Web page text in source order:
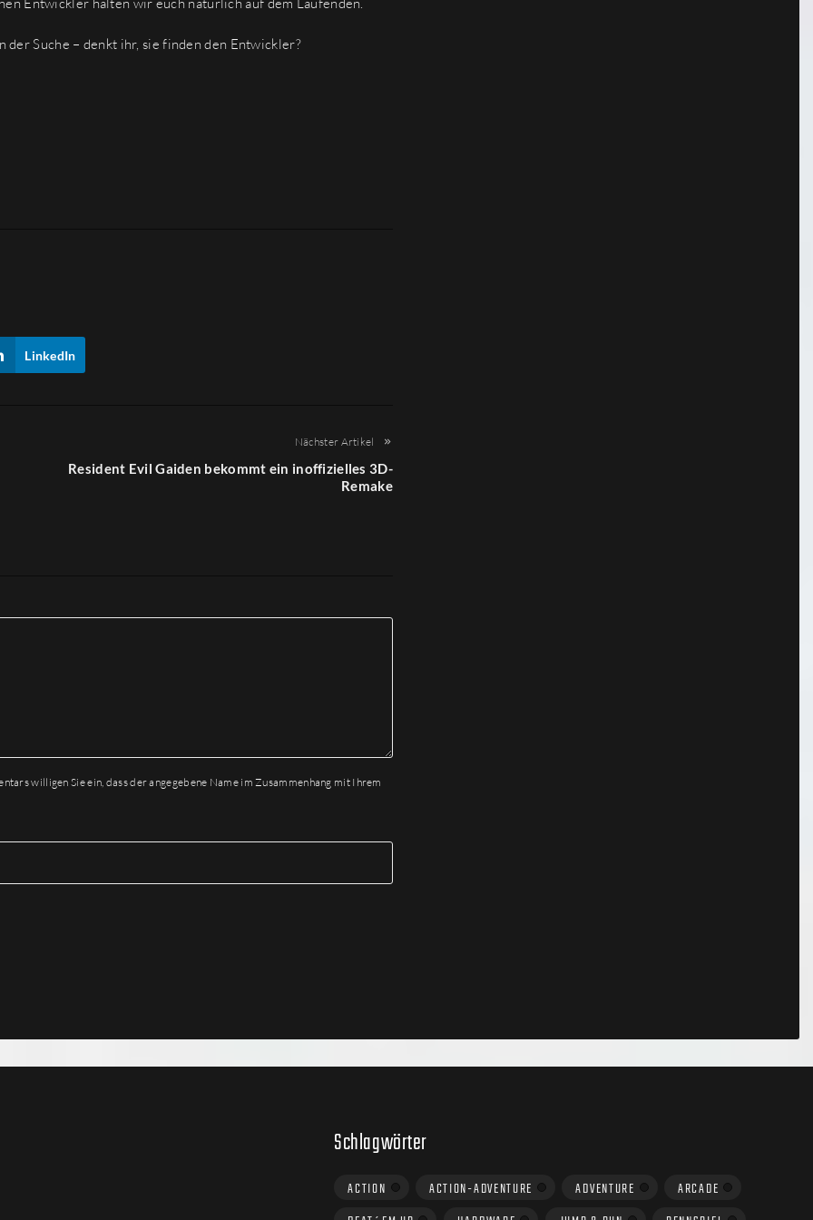
der Suche – denkt ihr, sie finden den Entwickler?
LinkedIn
Nächster Artikel
Resident Evil Gaiden bekommt ein inoffizielles 3D-
Remake
willigen Sie ein, dass der angegebene Name im Zusammenhang mit Ihrem
Schlagwörter
ACTION ACTION-ADVENTURE ADVENTURE
ARCADE